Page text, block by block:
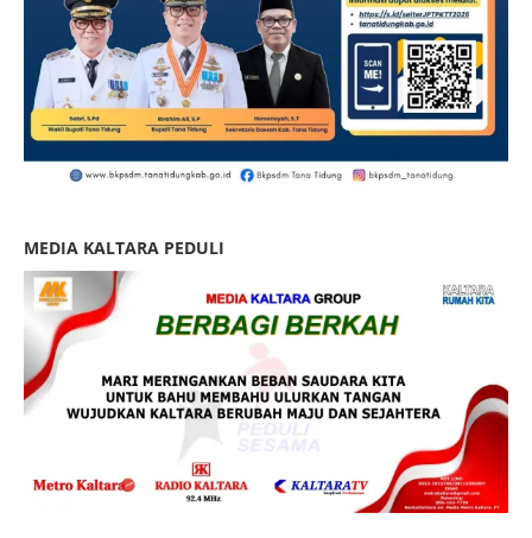
MEDIA KALTARA PEDULI